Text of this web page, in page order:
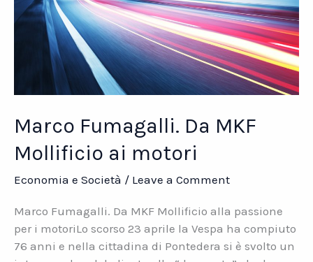
Marco Fumagalli. Da MKF
Mollificio ai motori
Economia e Società / Leave a Comment
Marco Fumagalli. Da MKF Mollificio alla passione
per i motoriLo scorso 23 aprile la Vespa ha compiuto
76 anni e nella cittadina di Pontedera si è svolto un